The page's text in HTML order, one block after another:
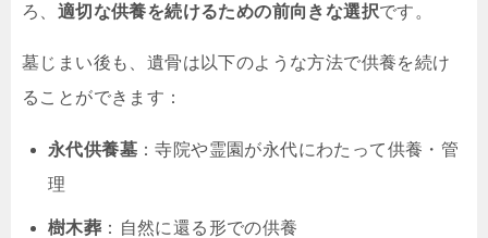
ろ、 適切な供養を続けるための前向きな選択です。
墓じまい後も、遺骨は以下のような方法で供養を続け
ることができます：
永代供養墓 ：寺院や霊園が永代にわたって供養・管
理
樹木葬 ：自然に還る形での供養